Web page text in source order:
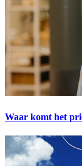
Waar komt het